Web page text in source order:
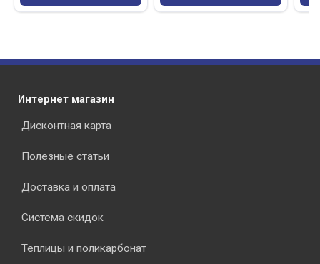
Интернет магазин
Дисконтная карта
Полезные статьи
Доставка и оплата
Система скидок
Теплицы и поликарбонат